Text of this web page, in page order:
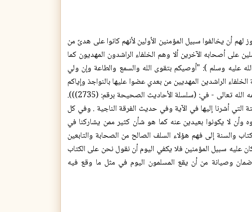
أن يخالفوا سبيل المؤمنين الأولين لأنهم كانوا على هدىً من
أصحابه الآخرين ألا وهم الخلفاء الراشدون المهديون كما
علیه وسلم ): "أوصيكم بتقوى الله والسمع والطاعة وإن ولي
الراشدين المهديين من بعدي عضوا عليها بالنواجذ وإياكم
ومحدثات الأمور فإن كل محدثة بدعة وكل بدعة ضلالة"(( صححه الإمام - رحمه الله تعالى - في: (سلسلة الأحاديث الصحيحة برقم: (2735))).
أشرنا إليها في الآية وفي حديث الفرقة الناجية . وفي كل
لا يكونوا بعيدين عنه كما هو شأن كثير ممن يشاركنا في
والسنة إلى فهم هؤلاء السلف الصالح من الصحابة والتابعين
سبيل المؤمنين فلا يكفي اليوم أن نقول نحن على الكتاب
وصيانة من أن يقع المسلمون اليوم في مثل ما وقع فيه